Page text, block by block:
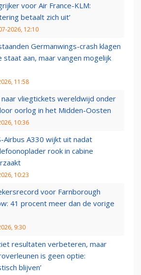
voor Air France-KLM:
betaalt zich uit’
2026, 12:10
Germanwings-crash klagen
staat aan, maar vangen mogelijk
11:58
naar vliegtickets wereldwijd onder
oorlog in het Midden-Oosten
10:36
Airbus A330 wijkt uit nadat
rook in cabine
10:23
voor Farnborough
41 procent meer dan de vorige
9:30
resultaten verbeteren, maar
is geen optie:
blijven’